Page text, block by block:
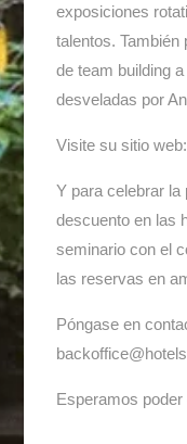
exposiciones
talentos.
de team building
desveladas por
Visite su sitio
Y para celebrar
descuento en las
seminario con el
las reservas en
Póngase en
Esperamos poder